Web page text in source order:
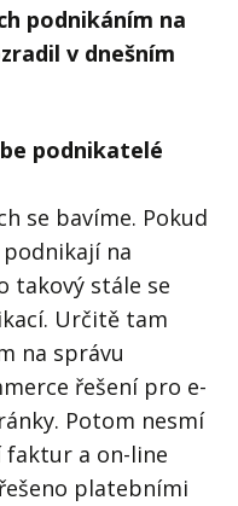
podnikáním na
v dnešním
podnikatelé
se bavíme. Pokud
na
takový stále se
Určitě tam
na správu
řešení pro e-
Potom nesmí
faktur a on-line
platebními